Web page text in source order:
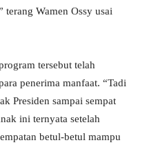
terang Wamen Ossy usai
tersebut telah
penerima manfaat. “Tadi
Presiden sampai sempat
ini ternyata setelah
betul-betul mampu